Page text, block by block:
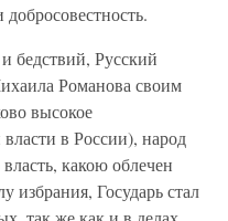
добросовестность.
бедствий, Русский
Романова своим
высокое
в России), народ
какою облечен
избрания, Государь стал